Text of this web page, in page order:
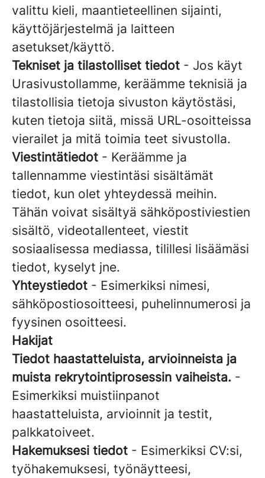
valittu kieli, maantieteellinen sijainti,
käyttöjärjestelmä ja laitteen
asetukset/käyttö.
Tekniset ja tilastolliset tiedot - Jos käyt
Urasivustollamme, keräämme teknisiä ja
tilastollisia tietoja sivuston käytöstäsi,
kuten tietoja siitä, missä URL-osoitteissa
vierailet ja mitä toimia teet sivustolla.
Viestintätiedot - Keräämme ja
tallennamme viestintäsi sisältämät
tiedot, kun olet yhteydessä meihin.
Tähän voivat sisältyä sähköpostiviestien
sisältö, videotallenteet, viestit
sosiaalisessa mediassa, tilillesi lisäämäsi
tiedot, kyselyt jne.
Yhteystiedot - Esimerkiksi nimesi,
sähköpostiosoitteesi, puhelinnumerosi ja
fyysinen osoitteesi.
Hakijat
Tiedot haastatteluista, arvioinneista ja
muista rekrytointiprosessin vaiheista. -
Esimerkiksi muistiinpanot
haastatteluista, arvioinnit ja testit,
palkkatoiveet.
Hakemuksesi tiedot - Esimerkiksi CV:si,
työhakemuksesi, työnäytteesi,